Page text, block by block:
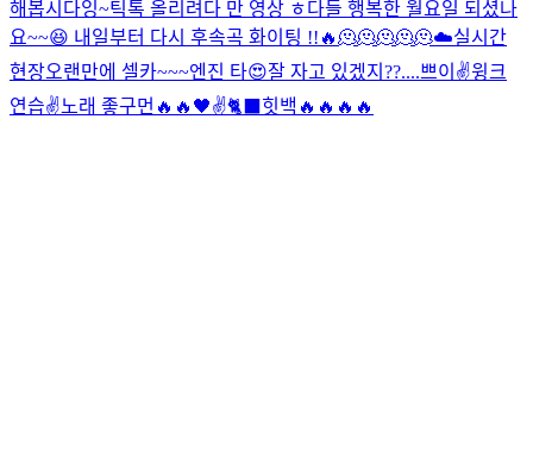
해봅시다잉~틱톡 올리려다 만 영상 ㅎ다들 행복한 월요일 되셨나
요~~😆 내일부터 다시 후속곡 화이팅 !!🔥🫠🫠🫠🫠🫠☁️실시간
현장오랜만에 셀카~~~엔진 타😍잘 자고 있겠지??....쁘이✌️윙크
연습✌️노래 좋구먼🔥🔥 🖤✌️🐈‍⬛ 힛백🔥🔥🔥🔥